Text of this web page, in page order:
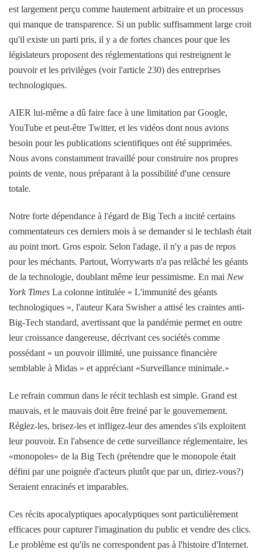
est largement perçu comme hautement arbitraire et un processus
qui manque de transparence. Si un public suffisamment large croit
qu'il existe un parti pris, il y a de fortes chances pour que les
législateurs proposent des réglementations qui restreignent le
pouvoir et les privilèges (voir l'article 230) des entreprises
technologiques.
AIER lui-même a dû faire face à une limitation par Google,
YouTube et peut-être Twitter, et les vidéos dont nous avions
besoin pour les publications scientifiques ont été supprimées.
Nous avons constamment travaillé pour construire nos propres
points de vente, nous préparant à la possibilité d'une censure
totale.
Notre forte dépendance à l'égard de Big Tech a incité certains
commentateurs ces derniers mois à se demander si le techlash était
au point mort. Gros espoir. Selon l'adage, il n'y a pas de repos
pour les méchants. Partout, Worrywarts n'a pas relâché les géants
de la technologie, doublant même leur pessimisme. En mai New
York Times La colonne intitulée « L'immunité des géants
technologiques », l'auteur Kara Swisher a attisé les craintes anti-
Big-Tech standard, avertissant que la pandémie permet en outre
leur croissance dangereuse, décrivant ces sociétés comme
possédant « un pouvoir illimité, une puissance financière
semblable à Midas » et appréciant «Surveillance minimale.»
Le refrain commun dans le récit techlash est simple. Grand est
mauvais, et le mauvais doit être freiné par le gouvernement.
Réglez-les, brisez-les et infligez-leur des amendes s'ils exploitent
leur pouvoir. En l'absence de cette surveillance réglementaire, les
«monopoles» de la Big Tech (prétendre que le monopole était
défini par une poignée d'acteurs plutôt que par un, diriez-vous?)
Seraient enracinés et imparables.
Ces récits apocalyptiques apocalyptiques sont particulièrement
efficaces pour capturer l'imagination du public et vendre des clics.
Le problème est qu'ils ne correspondent pas à l'histoire d'Internet.